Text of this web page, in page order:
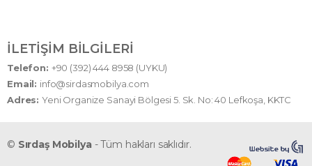
İLETIŞIM BILGILERI
Telefon: +90 (392) 444 8958 (UYKU)
Email: info@sirdasmobilya.com
Adres:Yeni Organize Sanayi Bölgesi 5. Sk. No: 40 Lefkoşa, KKTC
© Sırdaş Mobilya- Tüm hakları saklıdır.